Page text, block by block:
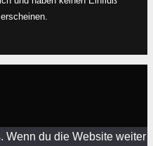
Wenn du die Website weiter